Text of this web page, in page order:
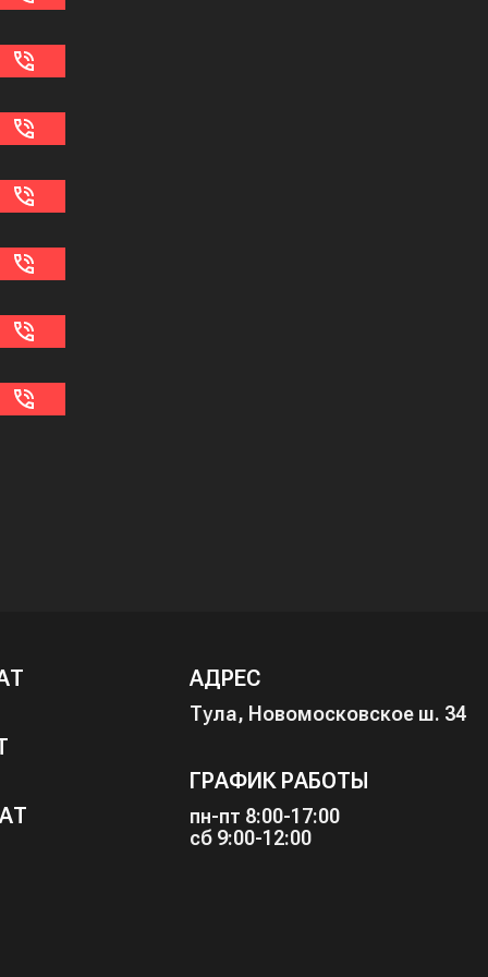
АДРЕС
Тула, Новомосковское ш. 34
ГРАФИК РАБОТЫ
пн-пт 8:00-17:00
сб 9:00-12:00